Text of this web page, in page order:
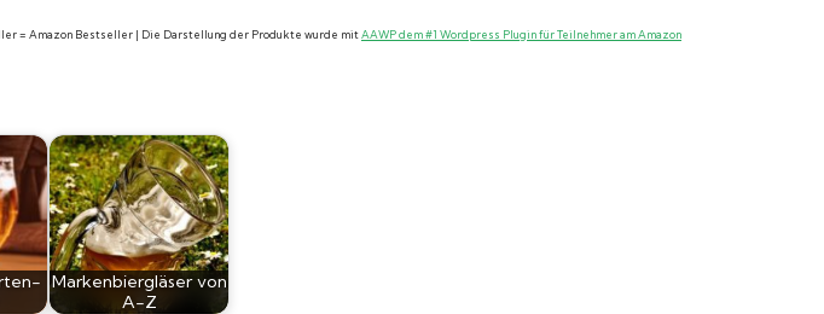
= Amazon Bestseller | Die Darstellung der Produkte wurde mitAAWP dem #1 Wordpress Plugin für Teilnehmer am Amazon
Markenbiergläser von
A-Z